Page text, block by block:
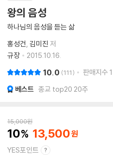
왕의 음성
하나님의 음성을 듣는 삶
홍성건 김미진 저
규장
2015.10.16.
10.0 111 판매지수
베스트 종교 top20 20주
15,000원
10 13,500
YES포인트